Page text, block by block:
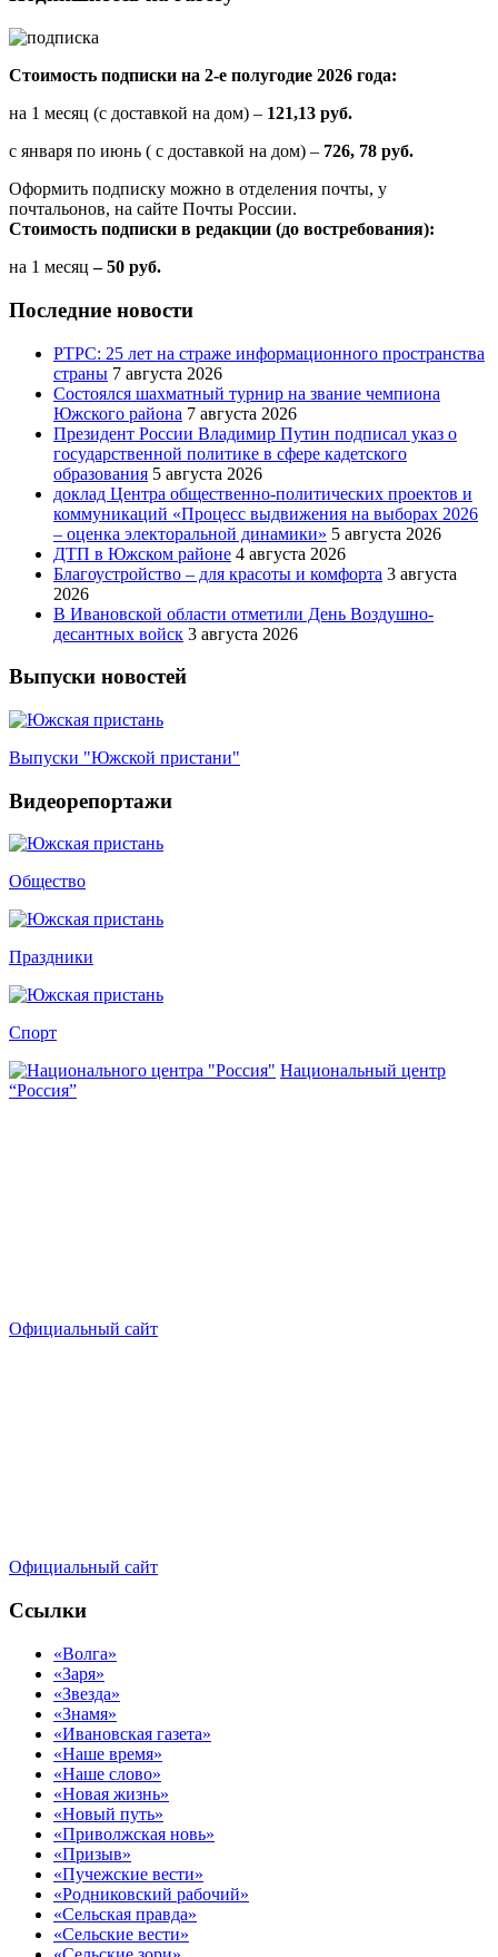
показа
творческих
работ
коллективов"
Стоимость подписки на 2-е полугодие 2026 года:
на 1 месяц (с доставкой на дом) – 121,13 руб.
с января по июнь ( с доставкой на дом) – 726, 78 руб.
Оформить подписку можно в отделения почты, у
почтальонов, на сайте Почты России.
Стоимость подписки в редакции (до востребования):
на 1 месяц – 50 руб.
Последние новости
РТРС: 25 лет на страже информационного пространства
страны 7 августа 2026
Состоялся шахматный турнир на звание чемпиона
Южского района 7 августа 2026
Президент России Владимир Путин подписал указ о
государственной политике в сфере кадетского
образования 5 августа 2026
доклад Центра общественно-политических проектов и
коммуникаций «Процесс выдвижения на выборах 2026
– оценка электоральной динамики» 5 августа 2026
ДТП в Южском районе 4 августа 2026
Благоустройство – для красоты и комфорта 3 августа
2026
В Ивановской области отметили День Воздушно-
десантных войск 3 августа 2026
Выпуски новостей
Выпуски "Южской пристани"
Видеорепортажи
Общество
Праздники
Спорт
Национальный центр
“Россия”
Официальный сайт
Официальный сайт
Ссылки
«Волга»
«Заря»
«Звезда»
«Знамя»
«Ивановская газета»
«Наше время»
«Наше слово»
«Новая жизнь»
«Новый путь»
«Приволжская новь»
«Призыв»
«Пучежские вести»
«Родниковский рабочий»
«Сельская правда»
«Сельские вести»